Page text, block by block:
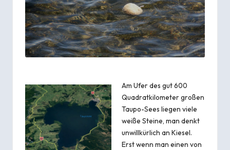
Am Ufer des gut 600
Quadratkilometer großen
Taupo-Sees liegen viele
weiße Steine, man denkt
unwillkürlich an Kiesel.
Erst wenn man einen von